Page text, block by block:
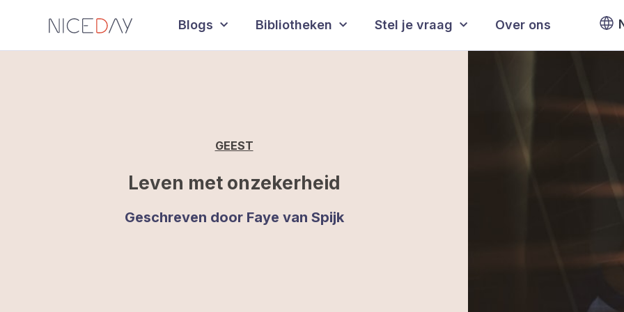
Blogs Bibliotheken Stel je vraag Over ons
GEEST
Leven met onzekerheid
Geschreven doorFaye van Spijk